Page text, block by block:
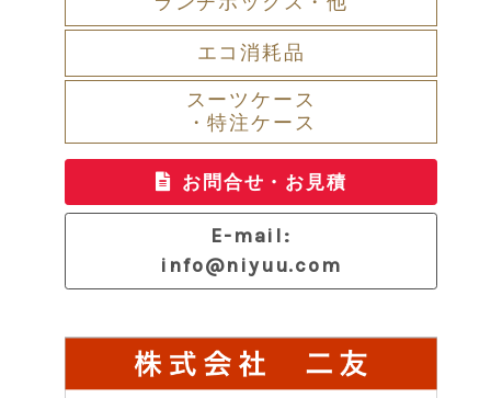
エコ消耗品
スーツケース
・特注ケース
お問合せ・お見積
E-mail:
info@niyuu.com